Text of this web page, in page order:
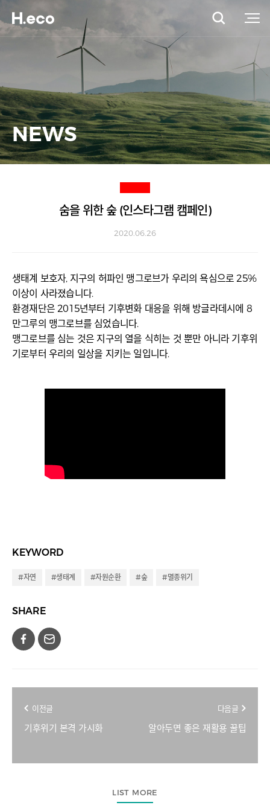
NEWS
숨을 위한 숲 (인스타그램 캠페인)
2020.06.26
생태계 보호자, 지구의 허파인 맹그로브가 우리의 욕심으로 25%
이상이 사라졌습니다.
환경재단은 2015년부터 기후변화 대응을 위해 방글라데시에 8
만그루의 맹그로브를 심었습니다.
맹그로브를 심는 것은 지구의 열을 식히는 것 뿐만 아니라 기후위
기로부터 우리의 일상을 지키는 일입니다.
KEYWORD
#자연 #생태계 #자원순환 #숲 #멸종위기
SHARE
이전글
기후위기 본격 가시화
다음글
알아두면 좋은 재활용 꿀팁
LIST MORE